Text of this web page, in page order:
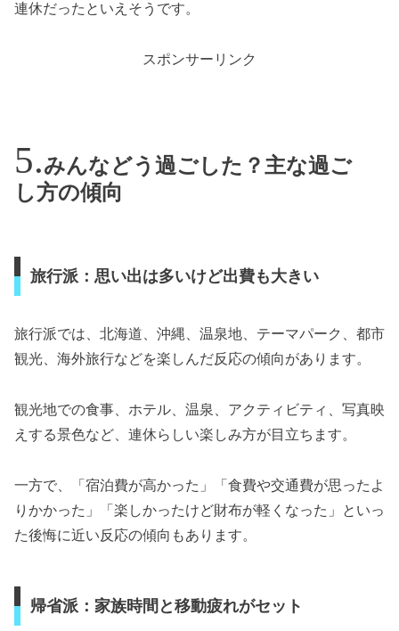
連休だったといえそうです。
スポンサーリンク
みんなどう過ごした？主な過ご
し方の傾向
旅行派：思い出は多いけど出費も大きい
旅行派では、北海道、沖縄、温泉地、テーマパーク、都市
観光、海外旅行などを楽しんだ反応の傾向があります。
観光地での食事、ホテル、温泉、アクティビティ、写真映
えする景色など、連休らしい楽しみ方が目立ちます。
一方で、「宿泊費が高かった」「食費や交通費が思ったよ
りかかった」「楽しかったけど財布が軽くなった」といっ
た後悔に近い反応の傾向もあります。
帰省派：家族時間と移動疲れがセット